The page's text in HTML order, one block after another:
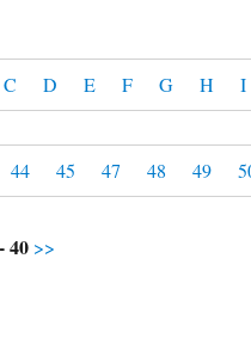
C D E F G H I
44 45 47 48 49
40 >>